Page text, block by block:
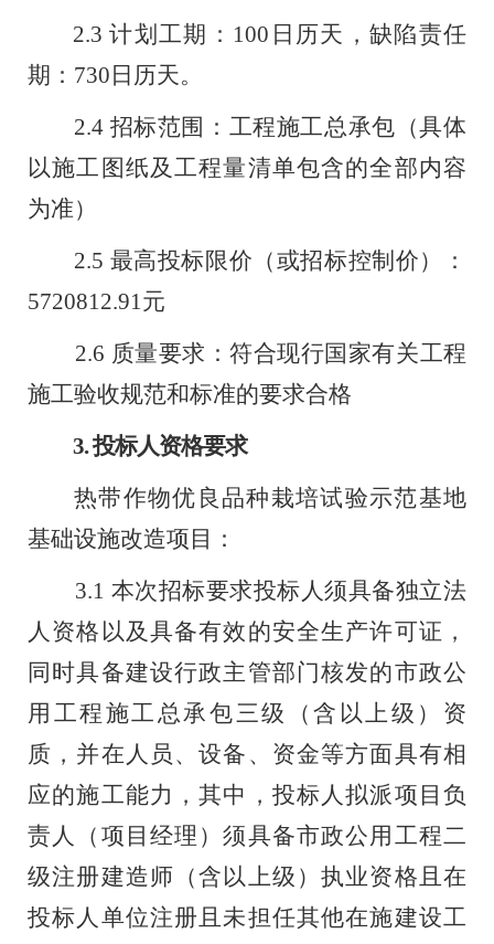
2.3 计划工期 ： 100 日历天，缺陷责任
期： 730 日历天。
2.4 招标范围 ： 工程施工总承包（具体
以施工图纸及工程量清单包含的全部内容
为准）
2.5 最高投标限价（或招标控制价）：
5720812.91元
2.6 质量要求 ：符合现行国家有关工程
施工验收规范和标准的要求合格
3.投标人资格要求
热带作物优良品种栽培试验示范基地
基础设施改造项目：
3.1 本次招标要求投标人须具备独立法
人资格以及具备有效的安全生产许可证 ，
同时具备建设行政主管部门核发的市政公
用工程施工总承包三级（含以上级）资
质，并在 人员、设备、资金等方面具有相
应的施工能力，其中，投标人拟派项目负
责人（项目经理）须具备市政公用工程二
级注册建造师（含以上级）执业资格且在
投标人单位注册且未担任其他在施建设工